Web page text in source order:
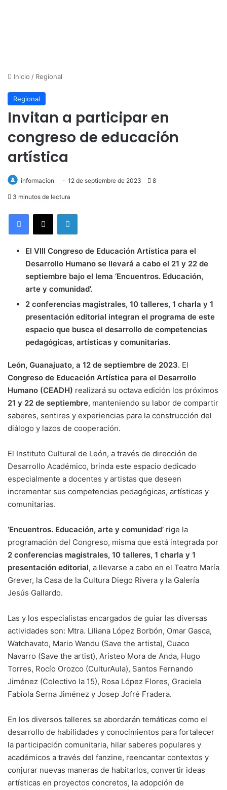
Inicio / Regional
Regional
Invitan a participar en
congreso de educación
artística
informacion 12 de septiembre de 2023 8
3 minutos de lectura
LinkedIn
El VIII Congreso de Educación Artística para el
Desarrollo Humano se llevará a cabo el 21 y 22 de
septiembre bajo el lema ‘Encuentros. Educación,
arte y comunidad’.
2 conferencias magistrales, 10 talleres, 1 charla y 1
presentación editorial integran el programa de este
espacio que busca el desarrollo de competencias
pedagógicas, artísticas y comunitarias.
León, Guanajuato, a 12 de septiembre de 2023. El
Congreso de Educación Artística para el Desarrollo
Humano (CEADH) realizará su octava edición los próximos
21 y 22 de septiembre, manteniendo su labor de compartir
saberes, sentires y experiencias para la construcción del
diálogo y lazos de cooperación.
El Instituto Cultural de León, a través de dirección de
Desarrollo Académico, brinda este espacio dedicado
especialmente a docentes y artistas que deseen
incrementar sus competencias pedagógicas, artísticas y
comunitarias.
‘Encuentros. Educación, arte y comunidad’ rige la
programación del Congreso, misma que está integrada por
2 conferencias magistrales, 10 talleres, 1 charla y 1
presentación editorial, a llevarse a cabo en el Teatro María
Grever, la Casa de la Cultura Diego Rivera y la Galería
Jesús Gallardo.
Las y los especialistas encargados de guiar las diversas
actividades son: Mtra. Liliana López Borbón, Omar Gasca,
Watchavato, Mario Wandu (Save the artista), Cuaco
Navarro (Save the artist), Aristeo Mora de Anda, Hugo
Torres, Rocío Orozco (CulturAula), Santos Fernando
Jiménez (Colectivo la 15), Rosa López Flores, Graciela
Fabiola Serna Jiménez y Josep Jofré Fradera.
En los diversos talleres se abordarán temáticas como el
desarrollo de habilidades y conocimientos para fortalecer
la participación comunitaria, hilar saberes populares y
académicos a través del fanzine, reencantar contextos y
conjurar nuevas maneras de habitarlos, convertir ideas
artísticas en proyectos concretos, la adopción de